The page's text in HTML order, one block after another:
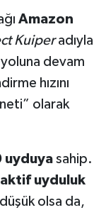
Amazon
Kuiperadıyla
devam
hızını
olarak
uyduyasahip.
uyduluk
olsa da,